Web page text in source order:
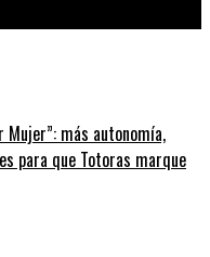
más autonomía,
para que Totoras marque